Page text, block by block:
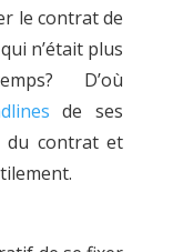
le contrat de
n’était plus
D’où
de ses
du contrat et